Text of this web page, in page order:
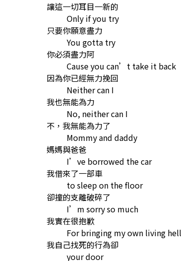
讓這一切耳目一新的
Only if you try
只要你願意盡力
You gotta try
你必須盡力阿
Cause you can’t take it back
因為你已經無力挽回
Neither can I
我也無能為力
No, neither can I
不，我無能為力了
Mommy and daddy
媽媽與爸爸
I’ve borrowed the car
我借來了一部車
to sleep on the floor
卻撞的支離破碎了
I’m sorry so much
我實在很抱歉
For bringing my own living
我自己找死的行為卻
your door